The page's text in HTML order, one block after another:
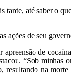
até saber o
ações de seu
de
“Sob minhas
na